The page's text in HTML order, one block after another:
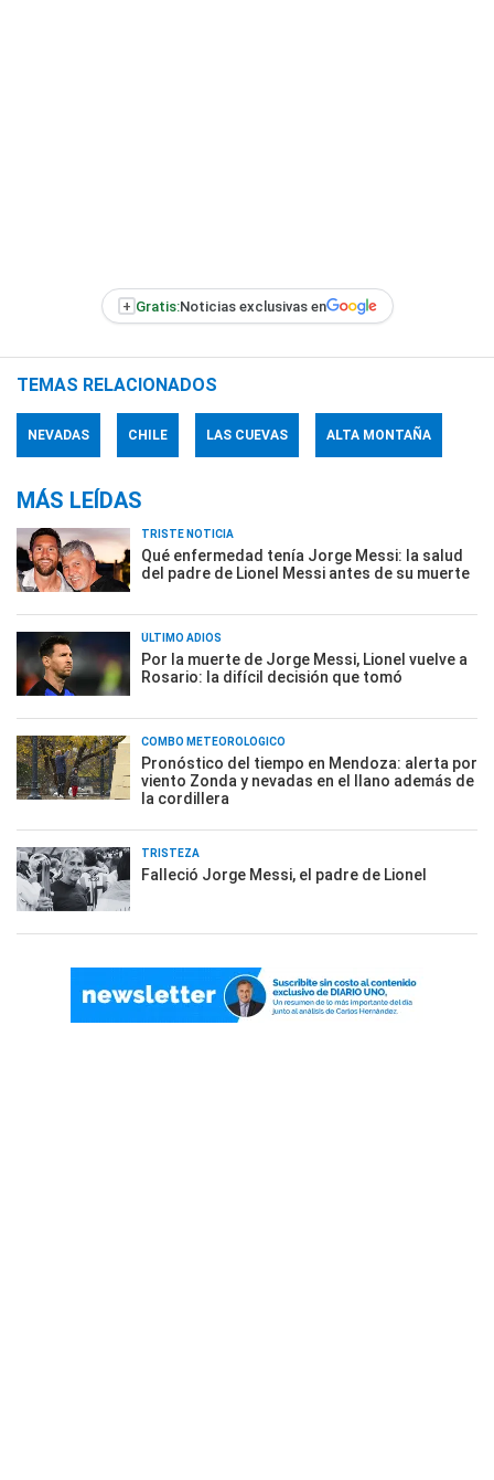
+ Gratis:Noticias exclusivas en
TEMAS RELACIONADOS
NEVADAS CHILE LAS CUEVAS ALTA MONTAÑA
MÁS LEÍDAS
TRISTE NOTICIA
Qué enfermedad tenía Jorge Messi: la salud
del padre de Lionel Messi antes de su muerte
ÚLTIMO ADIÓS
Por la muerte de Jorge Messi, Lionel vuelve a
Rosario: la difícil decisión que tomó
COMBO METEOROLÓGICO
Pronóstico del tiempo en Mendoza: alerta por
viento Zonda y nevadas en el llano además de
la cordillera
TRISTEZA
Falleció Jorge Messi, el padre de Lionel